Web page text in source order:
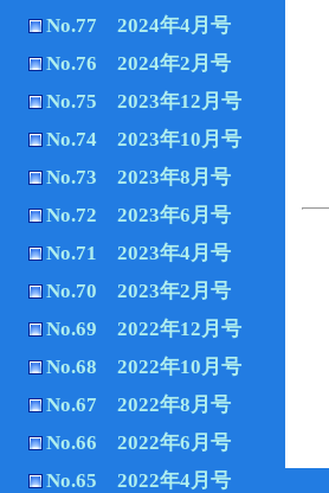
No.77 2024年4月号
No.76 2024年2月号
No.75 2023年12月号
No.74 2023年10月号
No.73 2023年8月号
No.72 2023年6月号
No.71 2023年4月号
No.70 2023年2月号
No.69 2022年12月号
No.68 2022年10月号
No.67 2022年8月号
No.66 2022年6月号
No.65 2022年4月号